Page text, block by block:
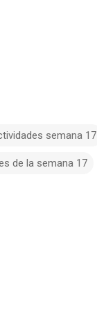
semana 17
de la semana 17